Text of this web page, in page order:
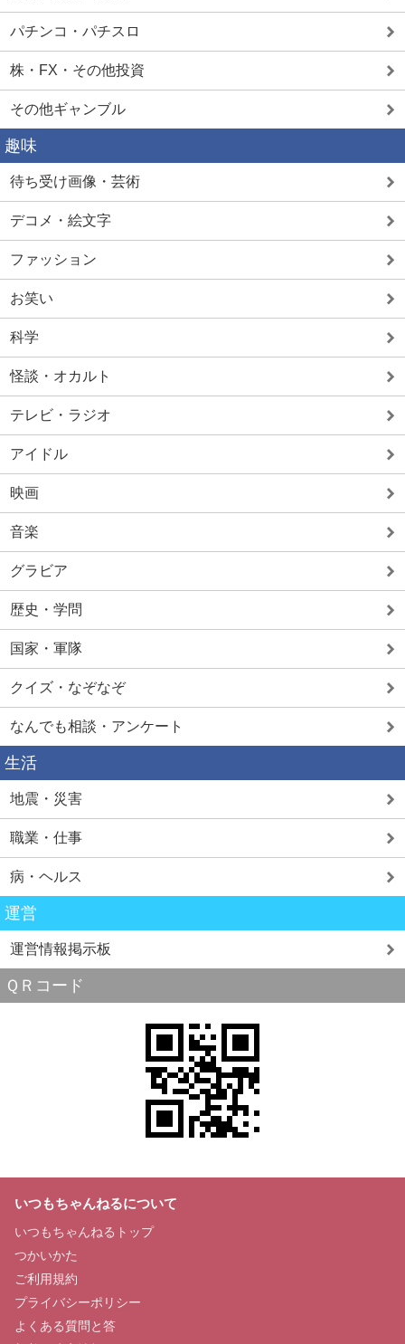
パチンコ・パチスロ
株・FX・その他投資
その他ギャンブル
趣味
待ち受け画像・芸術
デコメ・絵文字
ファッション
お笑い
科学
怪談・オカルト
テレビ・ラジオ
アイドル
映画
音楽
グラビア
歴史・学問
国家・軍隊
クイズ・なぞなぞ
なんでも相談・アンケート
生活
地震・災害
職業・仕事
病・ヘルス
運営
運営情報掲示板
ＱＲコード
いつもちゃんねるについて
いつもちゃんねるトップ
つかいかた
ご利用規約
プライバシーポリシー
よくある質問と答